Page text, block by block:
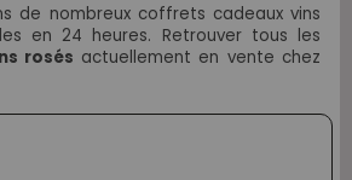
de nombreux coffrets cadeaux vins
en 24 heures. Retrouver tous les
rosés actuellement en vente chez